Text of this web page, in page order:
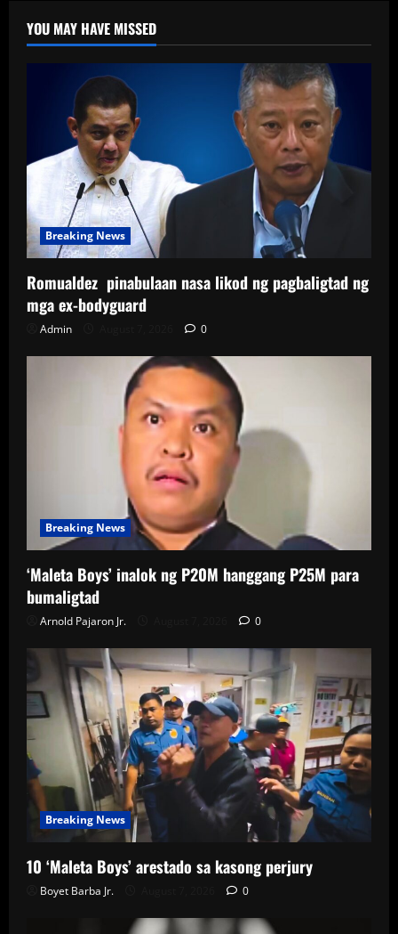
YOU MAY HAVE MISSED
Breaking News
Romualdez pinabulaan nasa likod ng pagbaligtad ng
mga ex-bodyguard
Admin 0
Breaking News
‘Maleta Boys’ inalok ng P20M hanggang P25M para
bumaligtad
Arnold Pajaron Jr. 0
Breaking News
10 ‘Maleta Boys’ arestado sa kasong perjury
Boyet Barba Jr. 0